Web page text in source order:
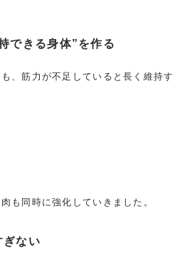
できる身体”を作る
、筋力が不足していると長く維持す
も同時に強化していきました。
ない